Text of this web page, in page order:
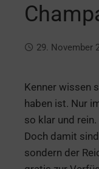
29. November
Kenner wissen
haben ist. Nur
so klar und
Doch damit
sondern der